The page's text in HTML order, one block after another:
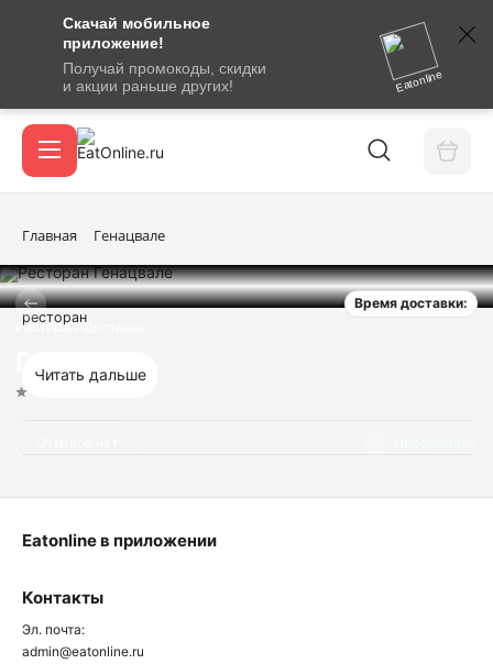
Скачай мобильное
приложение!
Получай промокоды, скидки
и акции раньше других!
Eatonline
сообщение
кодом
подтверждения
Вход / регистрация
Акции
Главная Генацвале
Время доставки:
Ресторан-Доставка
Генацвале
ресторан
Читать дальше
Контакты
Эл. почта:
admin@eatonline.ru
Eatonline в приложении